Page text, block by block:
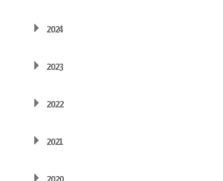
2024
2023
2022
2021